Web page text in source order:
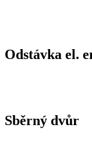
Odstávka el.
Sběrný dvůr